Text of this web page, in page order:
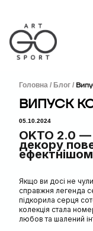
р
е
й
Головна / Блог /
ВИПУСК
05.10.2024
OKTO 2.0 —
декору
Якщо ви досі не
справжня легенда
підкорила серця
колекція стала
любов та шалений